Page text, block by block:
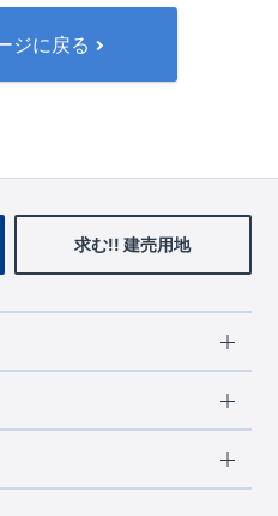
ジに戻る
求む!! 建売用地